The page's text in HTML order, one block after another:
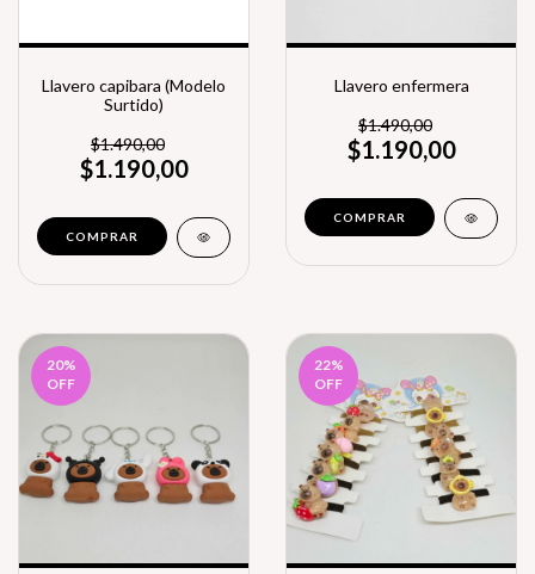
Llavero capibara (Modelo
Surtido)
$1.490,00
$1.190,00
Llavero enfermera
$1.490,00
$1.190,00
20%
OFF
22%
OFF